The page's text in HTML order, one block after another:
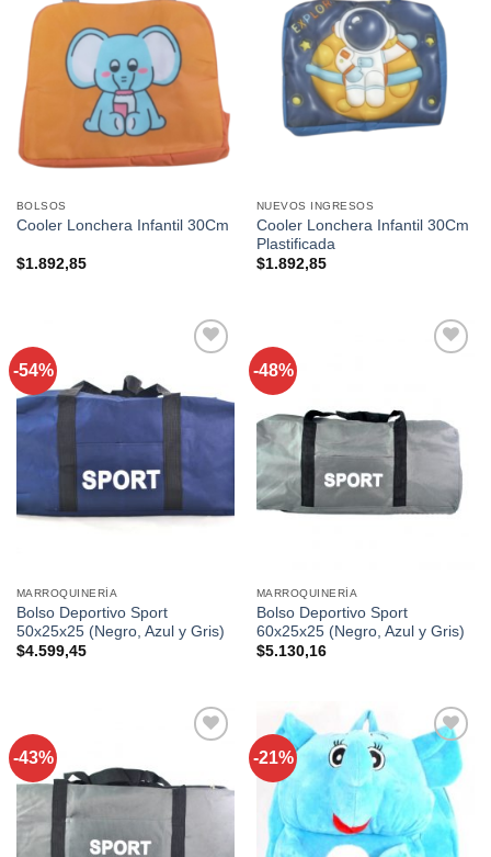
Añadir a
favoritos
BOLSOS
Cooler Lonchera Infantil 30Cm
$1.892,85
Añadir a
favoritos
NUEVOS INGRESOS
Cooler Lonchera Infantil 30Cm
Plastificada
$1.892,85
-54%
Añadir a
favoritos
MARROQUINERÍA
Bolso Deportivo Sport
50x25x25 (Negro, Azul y Gris)
$4.599,45
-48%
favoritos
MARROQUINERÍA
Bolso Deportivo Sport
60x25x25 (Negro, Azul y Gris)
$5.130,16
-43%
Añadir a
-21%
Añadir a
favoritos